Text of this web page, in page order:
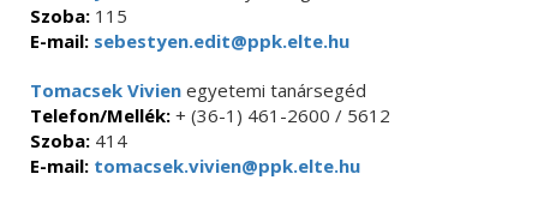
Szoba: 115
E-mail: sebestyen.edit@ppk.elte.hu
Tomacsek Vivien egyetemi tanársegéd
Telefon/Mellék: + (36-1) 461-2600 / 5612
Szoba: 414
E-mail: tomacsek.vivien@ppk.elte.hu